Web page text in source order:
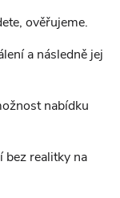
ověřujeme.
a následně jej
nabídku
bez realitky na